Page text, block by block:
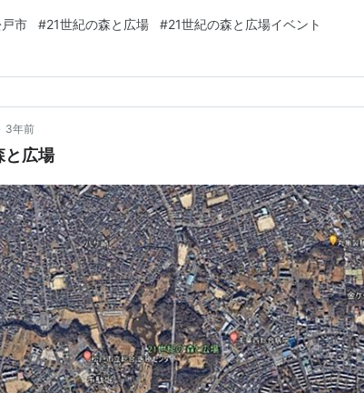
市 #21世紀の森と広場 #21世紀の森と広場イベント
3年前
と広場